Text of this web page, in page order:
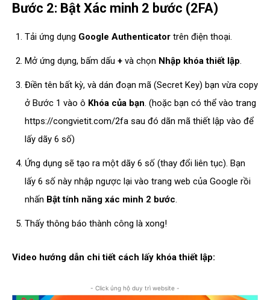
Bước 2: Bật Xác minh 2 bước (2FA)
Tải ứng dụng Google Authenticator trên điện thoại.
Mở ứng dụng, bấm dấu + và chọn Nhập khóa thiết lập.
Điền tên bất kỳ, và dán đoạn mã (Secret Key) bạn vừa copy
ở Bước 1 vào ô Khóa của bạn. (hoặc bạn có thể vào trang
https://congvietit.com/2fa sau đó dãn mã thiết lập vào để
lấy dãy 6 số)
Ứng dụng sẽ tạo ra một dãy 6 số (thay đổi liên tục). Bạn
lấy 6 số này nhập ngược lại vào trang web của Google rồi
nhấn Bật tính năng xác minh 2 bước.
Thấy thông báo thành công là xong!
Video hướng dẫn chi tiết cách lấy khóa thiết lập:
- Click ủng hộ duy trì website -